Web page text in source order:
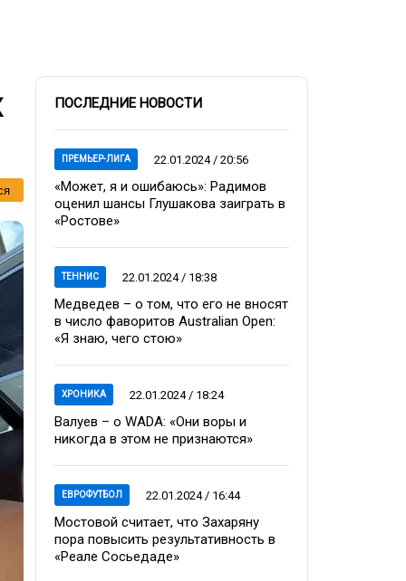
ПОСЛЕДНИЕ НОВОСТИ
ПРЕМЬЕР-ЛИГА 22.01.2024 / 20:56
«Может, я и ошибаюсь»: Радимов
оценил шансы Глушакова заиграть в
«Ростове»
ТЕННИС 22.01.2024 / 18:38
Медведев – о том, что его не вносят
в число фаворитов Australian Open:
«Я знаю, чего стою»
ХРОНИКА 22.01.2024 / 18:24
Валуев – о WADA: «Они воры и
никогда в этом не признаются»
ЕВРОФУТБОЛ 22.01.2024 / 16:44
Мостовой считает, что Захаряну
пора повысить результативность в
«Реале Сосьедаде»